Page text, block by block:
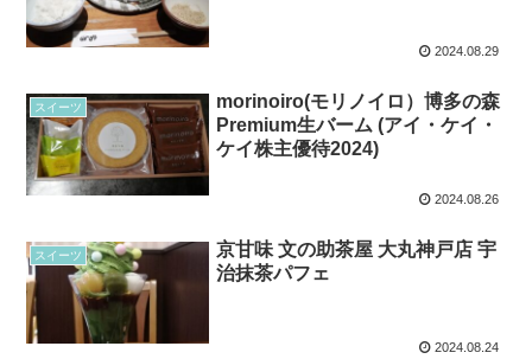
2024.08.29
スイーツ
morinoiro(モリノイロ）博多の森
Premium生バーム (アイ・ケイ・
ケイ株主優待2024)
2024.08.26
スイーツ
京甘味 文の助茶屋 大丸神戸店 宇
治抹茶パフェ
2024.08.24